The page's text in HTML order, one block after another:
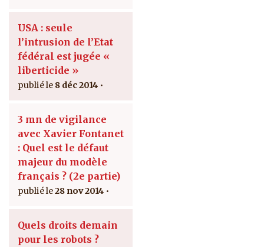
USA : seule
l’intrusion de l’Etat
fédéral est jugée «
liberticide »
8 déc 2014
3 mn de vigilance
avec Xavier Fontanet
: Quel est le défaut
majeur du modèle
français ? (2e partie)
28 nov 2014
Quels droits demain
pour les robots ?